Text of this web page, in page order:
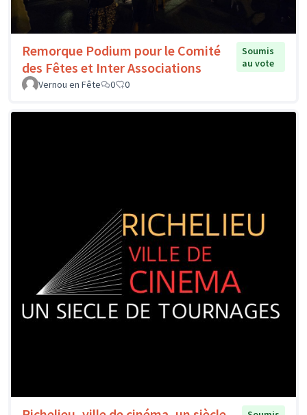
Remorque Podium pour le Comité
des Fêtes et Inter Associations
Soumis
au vote
Vernou en Fête
0 0